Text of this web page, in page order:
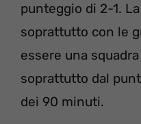
punteggio di 2-1.
soprattutto con le
essere una
soprattutto dal
dei 90 minuti.